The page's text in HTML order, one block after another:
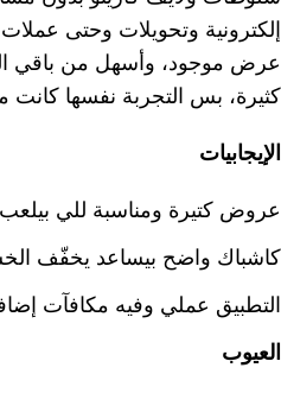
إلكترونية وتحويلات وحتى
عرض موجود، وأسهل من باقي
كثيرة، بس التجربة نفسها
الإيجابيات
عروض كتيرة ومناسبة للي بيلعب
كاشباك واضح بيساعد يخفّف
التطبيق عملي وفيه مكافآت
العيوب